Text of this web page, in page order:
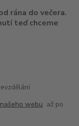
rána do večera.
teď chceme
webu až po